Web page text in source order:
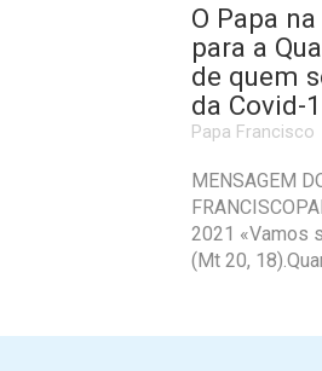
O Papa
para a
de quem
da Covid-
Papa Francisco
MENSAGEM
2021 «Vamos
(Mt 20,